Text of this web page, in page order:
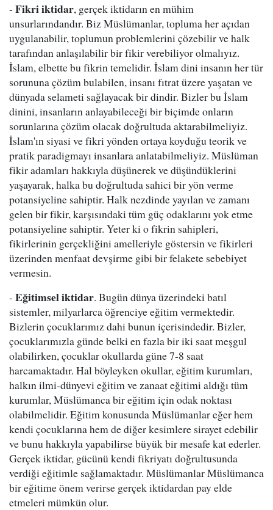
- Fikri iktidar, gerçek iktidarın en mühim
unsurlarındandır. Biz Müslümanlar, topluma her açıdan
uygulanabilir, toplumun problemlerini çözebilir ve halk
tarafından anlaşılabilir bir fikir verebiliyor olmalıyız.
İslam, elbette bu fikrin temelidir. İslam dini insanın her tür
sorununa çözüm bulabilen, insanı fıtrat üzere yaşatan ve
dünyada selameti sağlayacak bir dindir. Bizler bu İslam
dinini, insanların anlayabileceği bir biçimde onların
sorunlarına çözüm olacak doğrultuda aktarabilmeliyiz.
İslam'ın siyasi ve fikri yönden ortaya koyduğu teorik ve
pratik paradigmayı insanlara anlatabilmeliyiz. Müslüman
fikir adamları hakkıyla düşünerek ve düşündüklerini
yaşayarak, halka bu doğrultuda sahici bir yön verme
potansiyeline sahiptir. Halk nezdinde yayılan ve zamanı
gelen bir fikir, karşısındaki tüm güç odaklarını yok etme
potansiyeline sahiptir. Yeter ki o fikrin sahipleri,
fikirlerinin gerçekliğini amelleriyle göstersin ve fikirleri
üzerinden menfaat devşirme gibi bir felakete sebebiyet
vermesin.
- Eğitimsel iktidar. Bugün dünya üzerindeki batıl
sistemler, milyarlarca öğrenciye eğitim vermektedir.
Bizlerin çocuklarımız dahi bunun içerisindedir. Bizler,
çocuklarımızla günde belki en fazla bir iki saat meşgul
olabilirken, çocuklar okullarda güne 7-8 saat
harcamaktadır. Hal böyleyken okullar, eğitim kurumları,
halkın ilmi-dünyevi eğitim ve zanaat eğitimi aldığı tüm
kurumlar, Müslümanca bir eğitim için odak noktası
olabilmelidir. Eğitim konusunda Müslümanlar eğer hem
kendi çocuklarına hem de diğer kesimlere sirayet edebilir
ve bunu hakkıyla yapabilirse büyük bir mesafe kat ederler.
Gerçek iktidar, gücünü kendi fikriyatı doğrultusunda
verdiği eğitimle sağlamaktadır. Müslümanlar Müslümanca
bir eğitime önem verirse gerçek iktidardan pay elde
etmeleri mümkün olur.